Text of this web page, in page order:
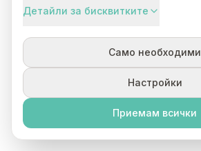
Детайли за бисквитките
Само необходими
Настройки
Приемам всички